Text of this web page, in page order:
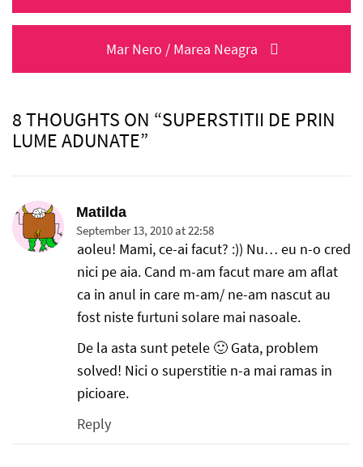
post:
Next
post:
Mar Nero / Marea Neagra
8 THOUGHTS ON “SUPERSTITII DE PRIN
LUME ADUNATE”
Matilda
September 13, 2010 at 22:58
aoleu! Mami, ce-ai facut? :)) Nu… eu n-o cred
nici pe aia. Cand m-am facut mare am aflat
ca in anul in care m-am/ ne-am nascut au
fost niste furtuni solare mai nasoale.
De la asta sunt petele 🙂 Gata, problem
solved! Nici o superstitie n-a mai ramas in
picioare.
Reply